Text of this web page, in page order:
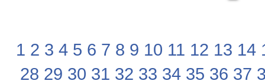
1 2 3 4 5 6 7 8 9 10 11 12 13 14
28 29 30 31 32 33 34 35 36 37